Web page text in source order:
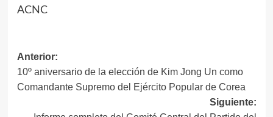
ACNC
Navegación
de
entradas
Anterior:
10º aniversario de la elección de Kim Jong Un como
Comandante Supremo del Ejército Popular de Corea
Siguiente: